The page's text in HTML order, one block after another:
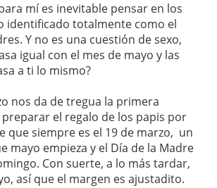
mí es inevitable pensar en los
identificado totalmente como el
Y no es una cuestión de sexo,
igual con el mes de mayo y las
a ti lo mismo?
nos da de tregua la primera
el regalo de los papis por
que siempre es el 19 de marzo, un
mayo empieza y el Día de la Madre
Con suerte, a lo más tardar,
así que el margen es ajustadito.